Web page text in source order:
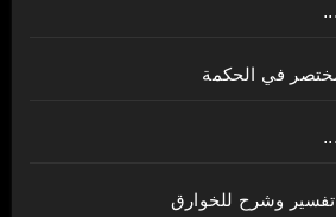
مختصر في الحكمة
وشرح للخوارق